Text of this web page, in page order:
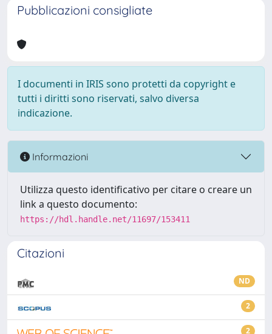
Pubblicazioni consigliate
I documenti in IRIS sono protetti da copyright e
tutti i diritti sono riservati, salvo diversa
indicazione.
Informazioni
Utilizza questo identificativo per citare o creare un
link a questo documento:
https://hdl.handle.net/11697/153411
Citazioni
ND
2
2